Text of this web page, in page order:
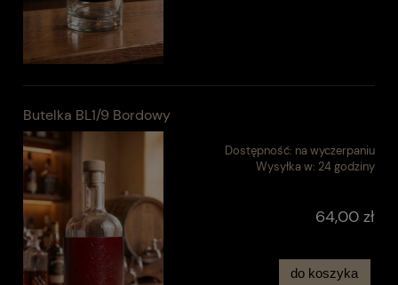
Butelka BL1/9 Bordowy
Dostępność: na wyczerpaniu
Wysyłka w: 24 godziny
64,00 zł
do koszyka